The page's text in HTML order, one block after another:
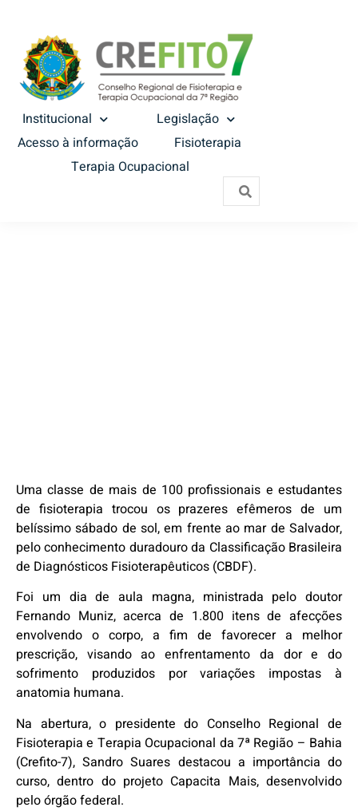
Institucional
Legislação
Acesso à informação
Fisioterapia
Terapia Ocupacional
Uma classe de mais de 100 profissionais e estudantes
de fisioterapia trocou os prazeres efêmeros de um
belíssimo sábado de sol, em frente ao mar de Salvador,
pelo conhecimento duradouro da Classificação Brasileira
de Diagnósticos Fisioterapêuticos (CBDF).
Foi um dia de aula magna, ministrada pelo doutor
Fernando Muniz, acerca de 1.800 itens de afecções
envolvendo o corpo, a fim de favorecer a melhor
prescrição, visando ao enfrentamento da dor e do
sofrimento produzidos por variações impostas à
anatomia humana.
Na abertura, o presidente do Conselho Regional de
Fisioterapia e Terapia Ocupacional da 7ª Região – Bahia
(Crefito-7), Sandro Suares destacou a importância do
curso, dentro do projeto Capacita Mais, desenvolvido
pelo órgão federal.